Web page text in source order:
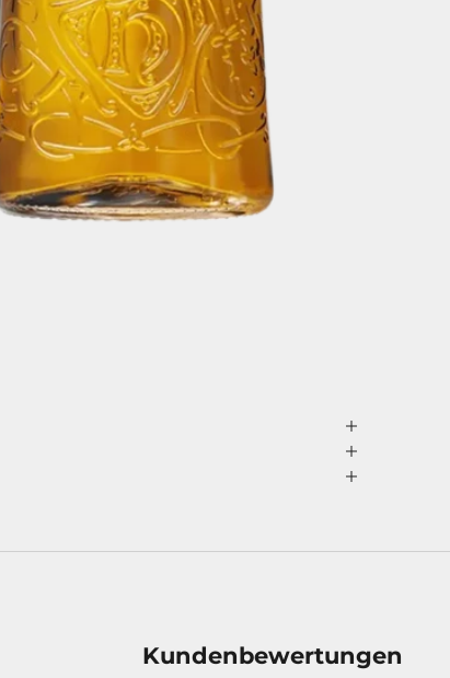
Kundenbewertungen